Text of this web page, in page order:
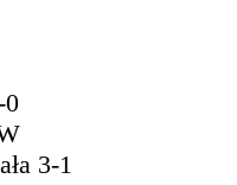
0
3-1